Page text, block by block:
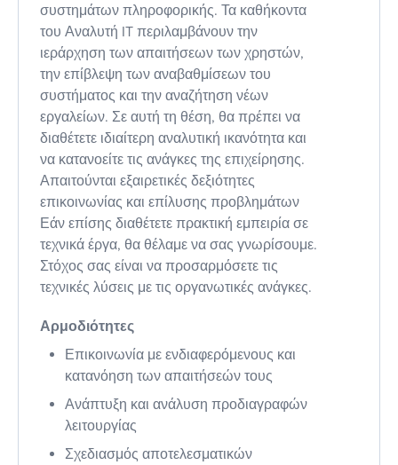
συστημάτων πληροφορικής. Τα καθήκοντα
του Αναλυτή IT περιλαμβάνουν την
ιεράρχηση των απαιτήσεων των χρηστών,
την επίβλεψη των αναβαθμίσεων του
συστήματος και την αναζήτηση νέων
εργαλείων. Σε αυτή τη θέση, θα πρέπει να
διαθέτετε ιδιαίτερη αναλυτική ικανότητα και
να κατανοείτε τις ανάγκες της επιχείρησης.
Απαιτούνται εξαιρετικές δεξιότητες
επικοινωνίας και επίλυσης προβλημάτων
Εάν επίσης διαθέτετε πρακτική εμπειρία σε
τεχνικά έργα, θα θέλαμε να σας γνωρίσουμε.
Στόχος σας είναι να προσαρμόσετε τις
τεχνικές λύσεις με τις οργανωτικές ανάγκες.
Αρμοδιότητες
Επικοινωνία με ενδιαφερόμενους και
κατανόηση των απαιτήσεών τους
Ανάπτυξη και ανάλυση προδιαγραφών
λειτουργίας
Σχεδιασμός αποτελεσματικών